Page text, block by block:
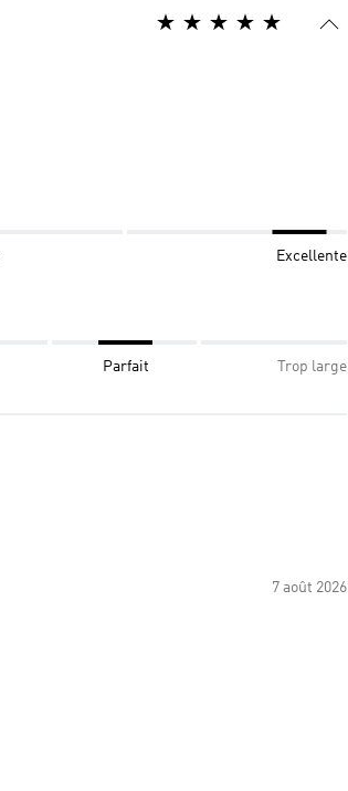
Excellente
Parfait Trop large
7 août 2026